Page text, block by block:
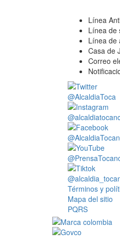
Línea
Línea de
Línea de
Casa de
Correo
@AlcaldiaToca
Términos y
Mapa del sitio
PQRS